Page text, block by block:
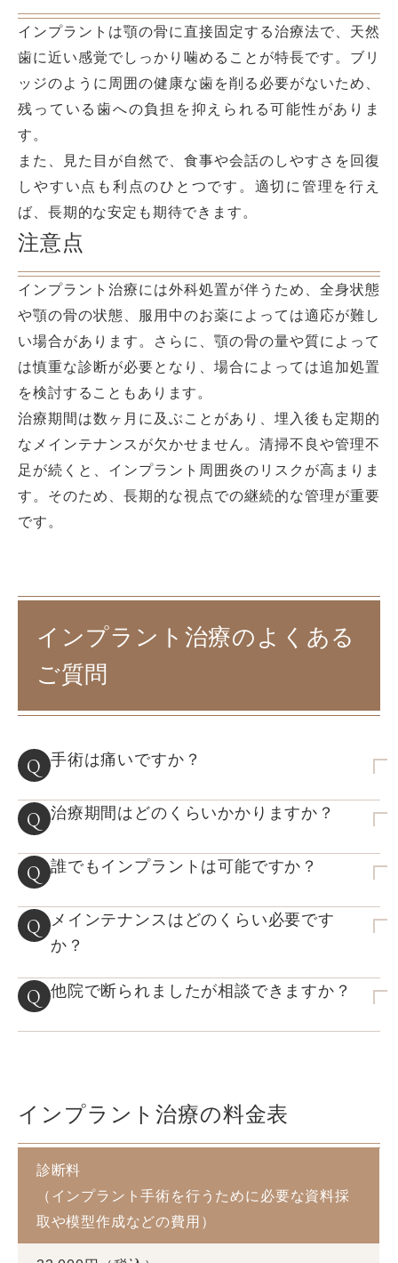
インプラントは顎の骨に直接固定する治療法で、天然
歯に近い感覚でしっかり噛めることが特長です。ブリ
ッジのように周囲の健康な歯を削る必要がないため、
残っている歯への負担を抑えられる可能性がありま
す。
また、見た目が自然で、食事や会話のしやすさを回復
しやすい点も利点のひとつです。適切に管理を行え
ば、長期的な安定も期待できます。
注意点
インプラント治療には外科処置が伴うため、全身状態
や顎の骨の状態、服用中のお薬によっては適応が難し
い場合があります。さらに、顎の骨の量や質によって
は慎重な診断が必要となり、場合によっては追加処置
を検討することもあります。
治療期間は数ヶ月に及ぶことがあり、埋入後も定期的
なメインテナンスが欠かせません。清掃不良や管理不
足が続くと、インプラント周囲炎のリスクが高まりま
す。そのため、長期的な視点での継続的な管理が重要
です。
インプラント治療のよくある
ご質問
Q 手術は痛いですか？
Q 治療期間はどのくらいかかりますか？
Q 誰でもインプラントは可能ですか？
Q
メインテナンスはどのくらい必要です
か？
Q 他院で断られましたが相談できますか？
インプラント治療の料金表
診断料
（インプラント手術を行うために必要な資料採
取や模型作成などの費用）